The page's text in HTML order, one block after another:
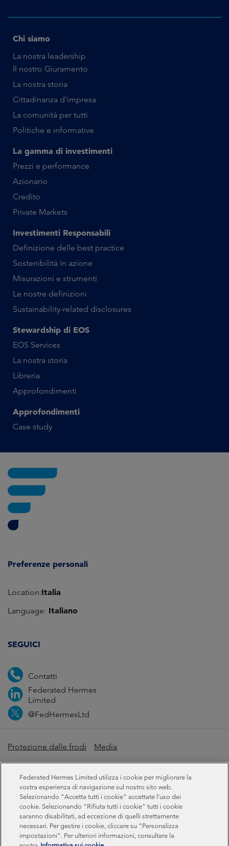
Chi siamo
La nostra leadership
Il nostro Giuramento
La nostra storia
Cittadinanza d’impresa
La comunità per tutti
Politiche e informative
La gamma di investimenti
Prezzi e performance
Azionario
Credito
Private Markets
Investimenti Responsabili
Definizione delle best practice
Sostenibilità in azione
Misurazioni e strumenti
Le nostre definizioni
Sustainability-related disclosures
Stewardship di EOS
EOS Services
La nostra storia
Libreria
Approfondimenti
Approfondimenti
Case study
Preferenze personali
Location:Italia
Language: Italiano
SEGUICI
Contatti
Federated Hermes
Limited
@FedHermesLtd
Protezione dalle frodi Media
Dichiarazione sulla schiavitù moderna
Informazioni sulla sostenibilità
Federated Hermes Limited: Registered in England & Wales
Federated Hermes Limited utilizza i cookie per migliorare la
vostra esperienza di navigazione sul nostro sito web.
Selezionando "Accetta tutti i cookie" accettate l'uso dei
cookie. Selezionando "Rifiuta tutti i cookie" tutti i cookie
saranno disabilitati, ad eccezione di quelli strettamente
necessari. Per gestire i cookie, cliccare su "Personalizza
impostazioni". Per ulteriori informazioni, consultare la